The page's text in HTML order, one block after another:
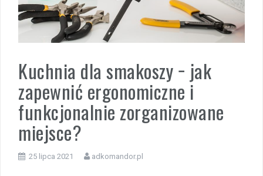
Kuchnia dla smakoszy − jak
zapewnić ergonomiczne i
funkcjonalnie zorganizowane
miejsce?
25 lipca 2021 adkomandor.pl